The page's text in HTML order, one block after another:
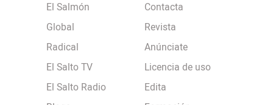
El Salmón
Global
Radical
El Salto TV
El Salto Radio
Contacta
Revista
Anúnciate
Licencia de uso
Edita